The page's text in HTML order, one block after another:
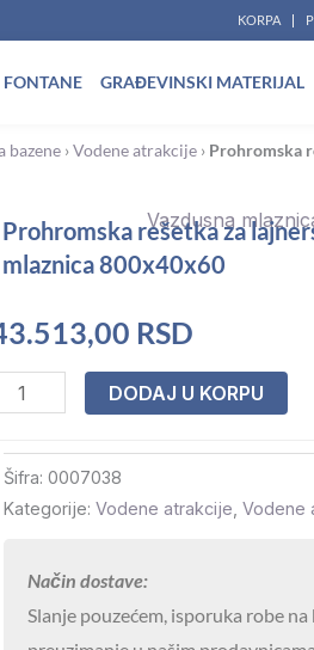
KORPA
FONTANE GRAĐEVINSKI MATERIJAL
bazene ›Vodene atrakcije › Prohromska
Prohromska rešetka za
mlaznica 800x40x60
RSD
Prohromska
za
lajnerske
bazene
vazdušna
mlaznica
DODAJ U KORPU
Šifra: 0007038
Kategorije: Vodene atrakcije Vodene
Način dostave:
Slanje pouzećem, isporuka robe